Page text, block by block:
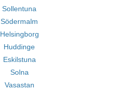
Sollentuna
Södermalm
Helsingborg
Huddinge
Eskilstuna
Solna
Vasastan